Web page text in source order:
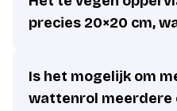
precies 20×20 cm,
Is het mogelijk om
wattenrol meerdere